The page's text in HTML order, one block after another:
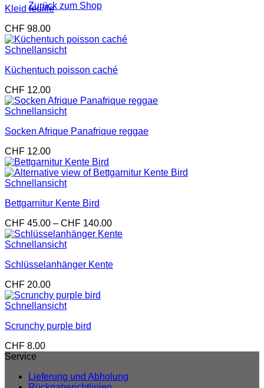
Zurück zum Shop
Kleid feuille
CHF 98.00
Schnellansicht
Küchentuch poisson caché
CHF 12.00
Schnellansicht
Socken Afrique Panafrique reggae
CHF 12.00
Schnellansicht
Bettgarnitur Kente Bird
CHF 45.00 – CHF 140.00Preisspanne:
CHF 45.00
Schnellansicht
Schlüsselanhänger Kente
CHF 20.00
Schnellansicht
Scrunchy purple bird
CHF 8.00
Service
Lieferung und Abholung